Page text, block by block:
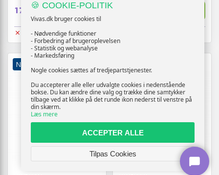
179,- Vis
Udsolgt
NY
🍪 COOKIE-POLITIK
Vivas.dk bruger cookies til
- Nødvendige funktioner
- Forbedring af brugeroplevelsen
- Statistik og webanalyse
- Markedsføring
Nogle cookies sættes af tredjepartstjenester.
Du accepterer alle eller udvalgte cookies i nedenstående
bokse. Du kan ændre dine valg og trække dine samtykker
tilbage ved at klikke på det runde ikon nederst til venstre på
din skærm.
Læs mere
ACCEPTER ALLE
Tilpas Cookies